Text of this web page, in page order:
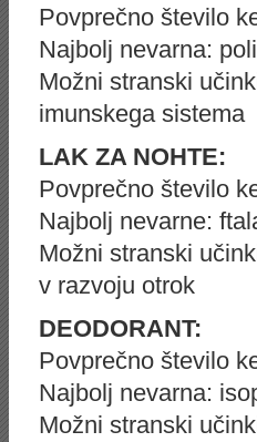
Povprečno število
Najbolj nevarna:
Možni stranski
imunskega sistema
LAK ZA NOHTE:
Povprečno število
Najbolj nevarne:
Možni stranski
v razvoju otrok
DEODORANT:
Povprečno število
Najbolj nevarna:
Možni stranski